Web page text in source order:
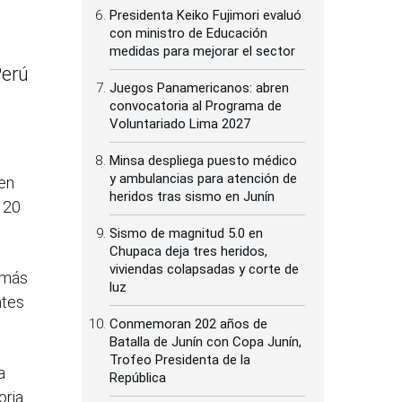
Presidenta Keiko Fujimori evaluó
con ministro de Educación
medidas para mejorar el sector
Juegos Panamericanos: abren
convocatoria al Programa de
Voluntariado Lima 2027
Minsa despliega puesto médico
y ambulancias para atención de
heridos tras sismo en Junín
Sismo de magnitud 5.0 en
Chupaca deja tres heridos,
viviendas colapsadas y corte de
luz
Conmemoran 202 años de
Batalla de Junín con Copa Junín,
Trofeo Presidenta de la
República